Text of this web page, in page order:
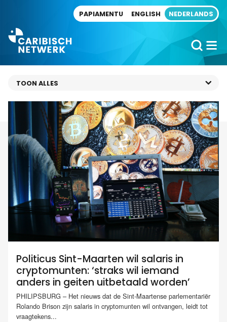
PAPIAMENTU ENGLISH NEDERLANDS
Politicus Sint-Maarten wil salaris in
cryptomunten: ‘straks wil iemand
anders in geiten uitbetaald worden’
PHILIPSBURG – Het nieuws dat de Sint-Maartense parlementariër
Rolando Brison zijn salaris in cryptomunten wil ontvangen, leidt tot
vraagtekens...